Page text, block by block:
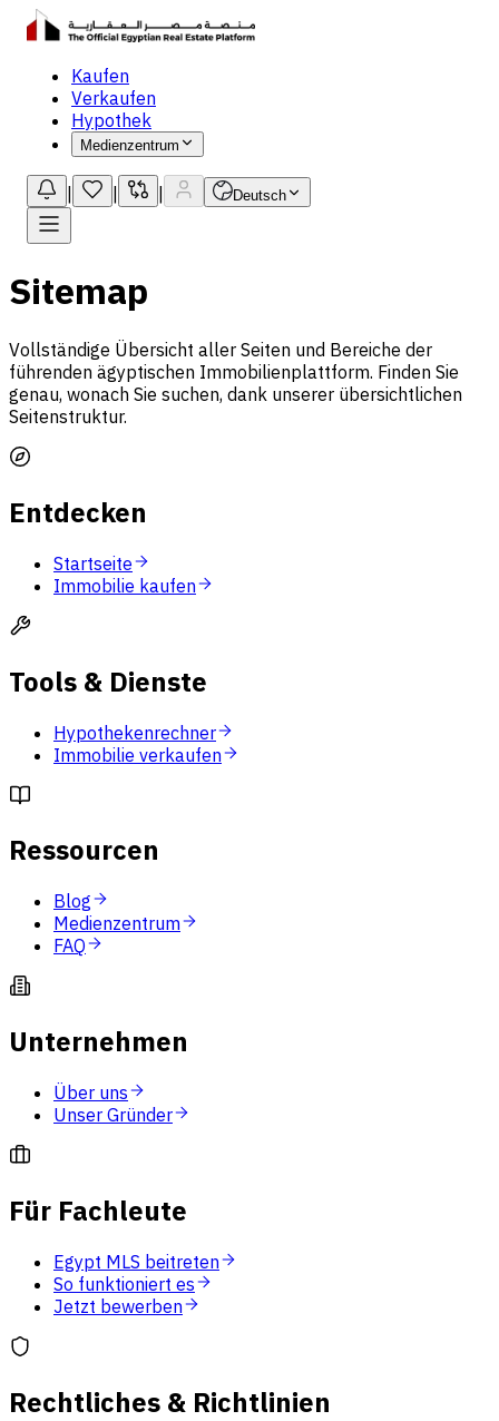
Kaufen
Verkaufen
Hypothek
Medienzentrum
Deutsch
Sitemap
Vollständige Übersicht aller Seiten und Bereiche der
führenden ägyptischen Immobilienplattform. Finden Sie
genau, wonach Sie suchen, dank unserer übersichtlichen
Seitenstruktur.
Entdecken
Startseite
Immobilie kaufen
Tools & Dienste
Hypothekenrechner
Immobilie verkaufen
Ressourcen
Blog
Medienzentrum
FAQ
Unternehmen
Über uns
Unser Gründer
Für Fachleute
Egypt MLS beitreten
So funktioniert es
Jetzt bewerben
Rechtliches & Richtlinien